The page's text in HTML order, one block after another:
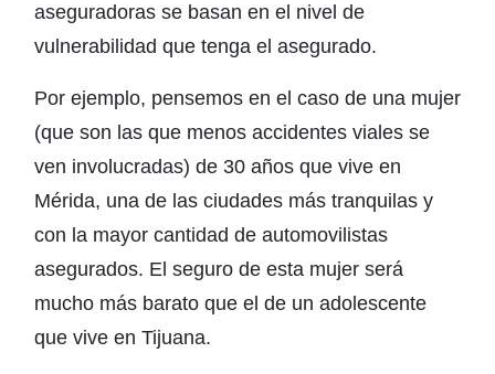
aseguradoras se basan en el nivel de
vulnerabilidad que tenga el asegurado.
Por ejemplo, pensemos en el caso de una mujer
(que son las que menos accidentes viales se
ven involucradas) de 30 años que vive en
Mérida, una de las ciudades más tranquilas y
con la mayor cantidad de automovilistas
asegurados. El seguro de esta mujer será
mucho más barato que el de un adolescente
que vive en Tijuana.